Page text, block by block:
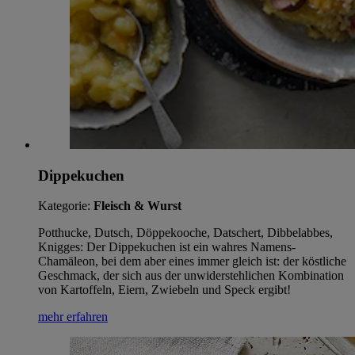
Dippekuchen
Kategorie: Fleisch & Wurst
Potthucke, Dutsch, Döppekooche, Datschert, Dibbelabbes,
Knigges: Der Dippekuchen ist ein wahres Namens-
Chamäleon, bei dem aber eines immer gleich ist: der köstliche
Geschmack, der sich aus der unwiderstehlichen Kombination
von Kartoffeln, Eiern, Zwiebeln und Speck ergibt!
mehr erfahren